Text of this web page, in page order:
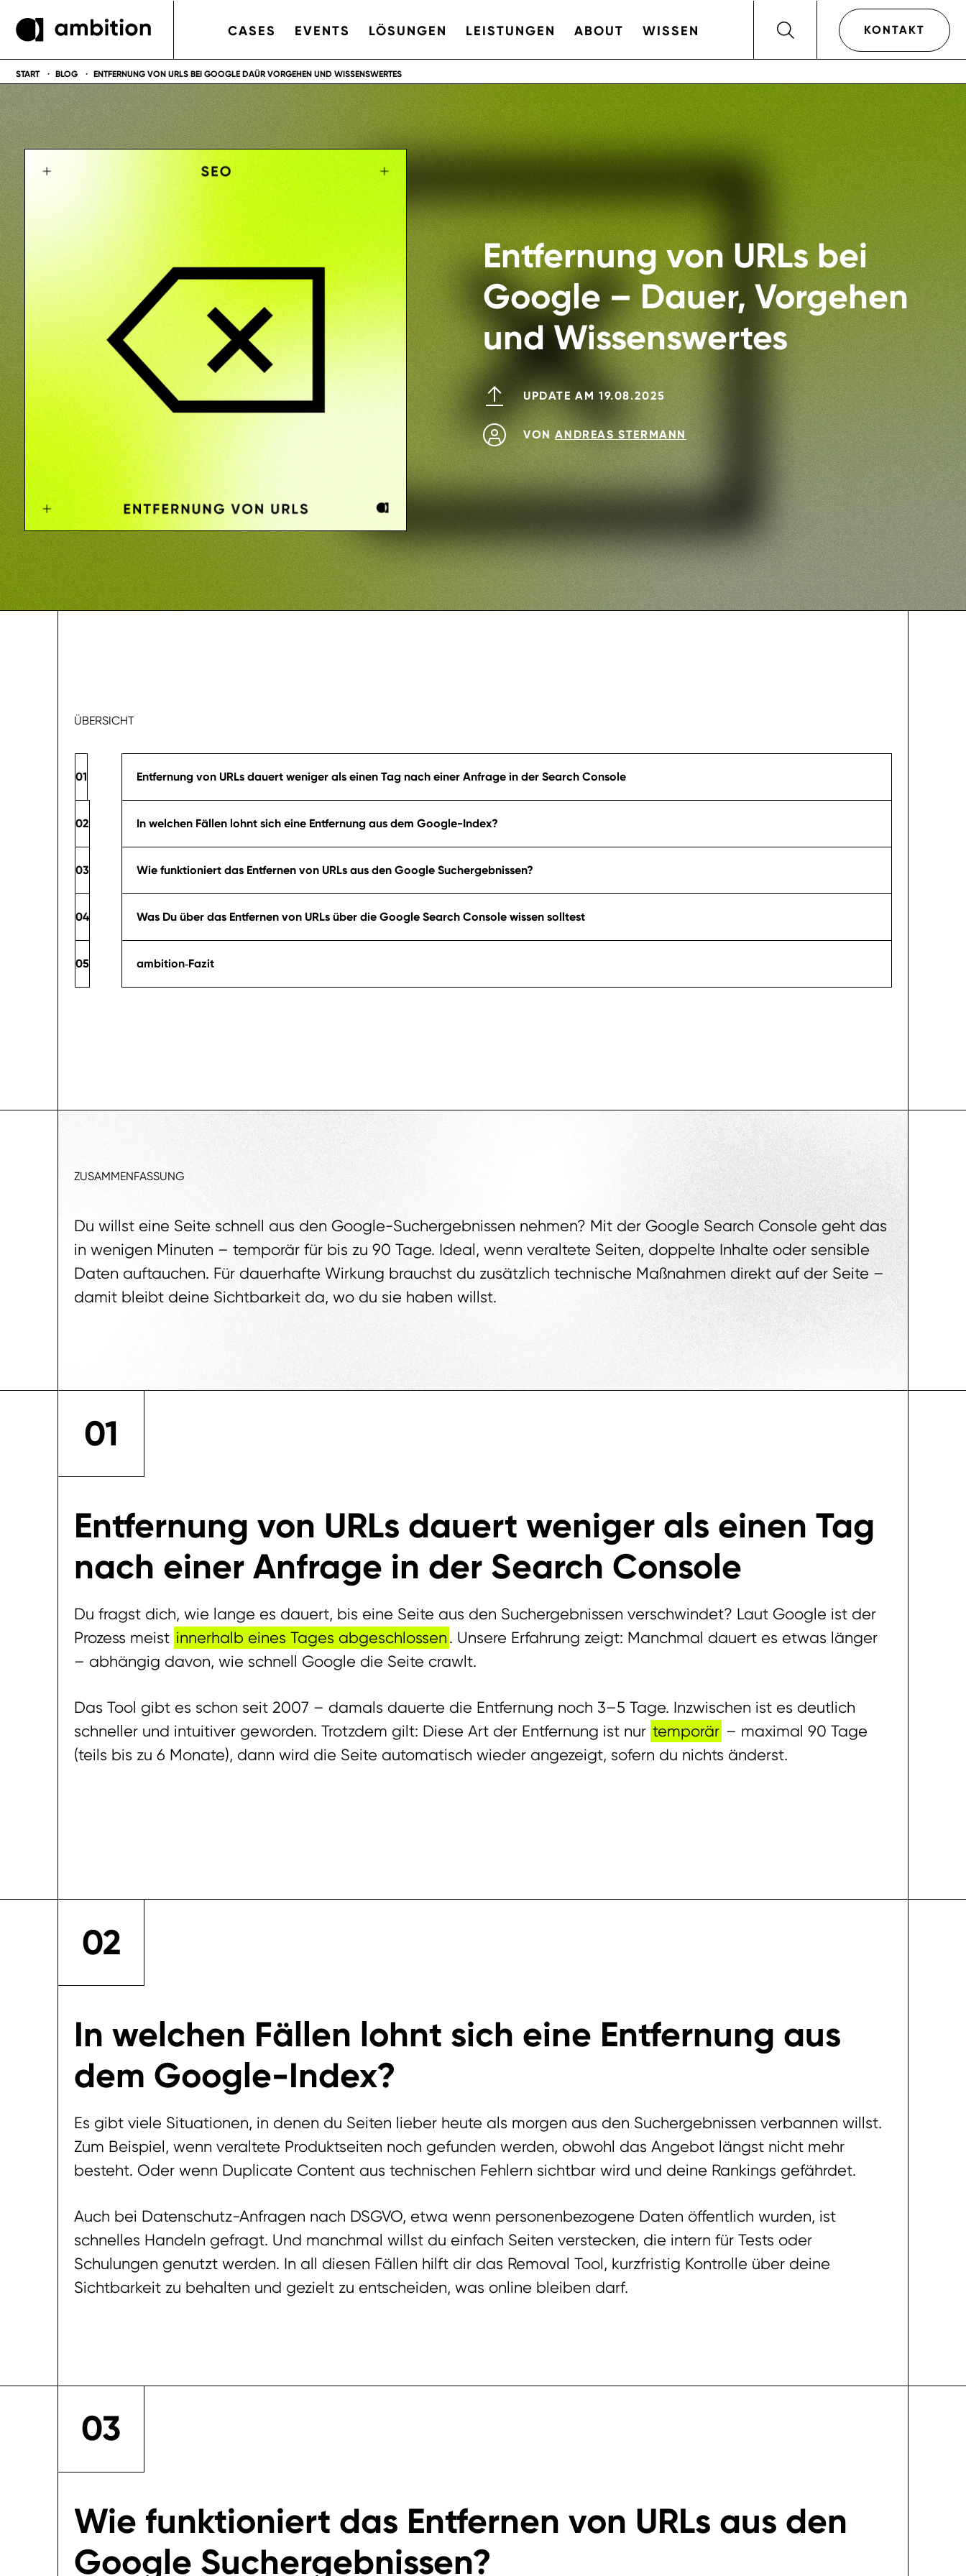
CASES EVENTS LÖSUNGEN LEISTUNGEN ABOUT WISSEN KONTAKT
START BLOG ENTFERNUNG VON URLS BEI GOOGLE DAÜR VORGEHEN UND WISSENSWERTES
Entfernung von URLs bei
Google – Dauer, Vorgehen
und Wissenswertes
UPDATE AM 19.08.2025
VONANDREAS STERMANN
ÜBERSICHT
Entfernung von URLs dauert weniger als einen Tag nach einer Anfrage in der Search Console
In welchen Fällen lohnt sich eine Entfernung aus dem Google-Index?
Wie funktioniert das Entfernen von URLs aus den Google Suchergebnissen?
Was Du über das Entfernen von URLs über die Google Search Console wissen solltest
ambition‑Fazit
ZUSAMMENFASSUNG
Du willst eine Seite schnell aus den Google-Suchergebnissen nehmen? Mit der Google Search Console geht das
in wenigen Minuten – temporär für bis zu 90 Tage. Ideal, wenn veraltete Seiten, doppelte Inhalte oder sensible
Daten auftauchen. Für dauerhafte Wirkung brauchst du zusätzlich technische Maßnahmen direkt auf der Seite –
damit bleibt deine Sichtbarkeit da, wo du sie haben willst.
01
Entfernung von URLs dauert weniger als einen Tag
nach einer Anfrage in der Search Console
Du fragst dich, wie lange es dauert, bis eine Seite aus den Suchergebnissen verschwindet? Laut Google ist der
Prozess meist innerhalb eines Tages abgeschlossen . Unsere Erfahrung zeigt: Manchmal dauert es etwas länger
– abhängig davon, wie schnell Google die Seite crawlt.
Das Tool gibt es schon seit 2007 – damals dauerte die Entfernung noch 3–5 Tage. Inzwischen ist es deutlich
schneller und intuitiver geworden. Trotzdem gilt: Diese Art der Entfernung ist nur temporär – maximal 90 Tage
(teils bis zu 6 Monate), dann wird die Seite automatisch wieder angezeigt, sofern du nichts änderst.
02
In welchen Fällen lohnt sich eine Entfernung aus
dem Google-Index?
Es gibt viele Situationen, in denen du Seiten lieber heute als morgen aus den Suchergebnissen verbannen willst.
Zum Beispiel, wenn veraltete Produktseiten noch gefunden werden, obwohl das Angebot längst nicht mehr
besteht. Oder wenn Duplicate Content aus technischen Fehlern sichtbar wird und deine Rankings gefährdet.
Auch bei Datenschutz-Anfragen nach DSGVO, etwa wenn personenbezogene Daten öffentlich wurden, ist
schnelles Handeln gefragt. Und manchmal willst du einfach Seiten verstecken, die intern für Tests oder
Schulungen genutzt werden. In all diesen Fällen hilft dir das Removal Tool, kurzfristig Kontrolle über deine
Sichtbarkeit zu behalten und gezielt zu entscheiden, was online bleiben darf.
03
Wie funktioniert das Entfernen von URLs aus den
Google Suchergebnissen?